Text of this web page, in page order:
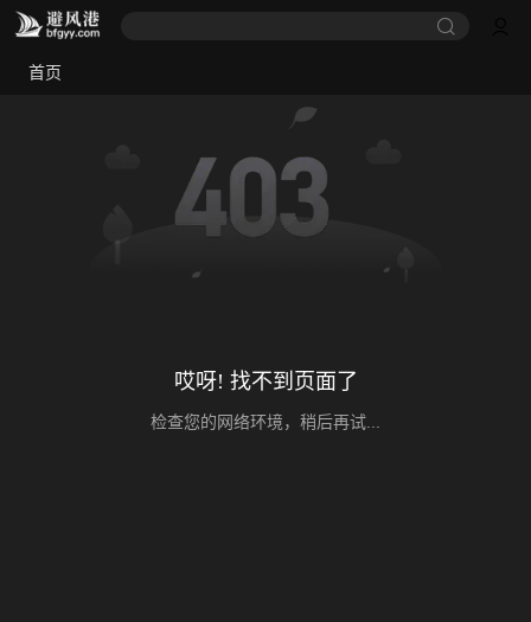
首页
哎呀! 找不到页面了
检查您的网络环境，稍后再试...